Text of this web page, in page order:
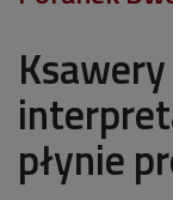
płynie